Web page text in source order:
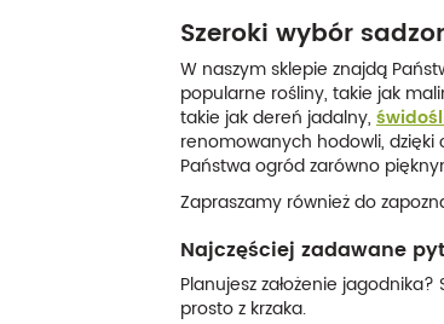
Szeroki wybór
W naszym sklepie znajdą
popularne rośliny, takie jak
takie jak dereń jadalny,
renomowanych hodowli, dzięki
Państwa ogród zarówno
Zapraszamy również do
Najczęściej zadawane
Planujesz założenie
prosto z krzaka.